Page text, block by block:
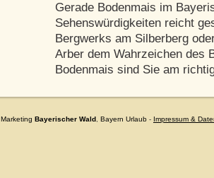
Gerade Bodenmais im
Sehenswürdigkeiten reicht
Bergwerks am Silberberg
Arber dem Wahrzeichen des
Bodenmais sind Sie am
Marketing Bayerischer Wald Bayern Urlaub - Impressum &